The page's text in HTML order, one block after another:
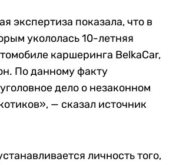
экспертиза показала, что в
укололась 10-летняя
каршеринга BelkaCar,
По данному факту
дело о незаконном
— сказал источник
личность того,